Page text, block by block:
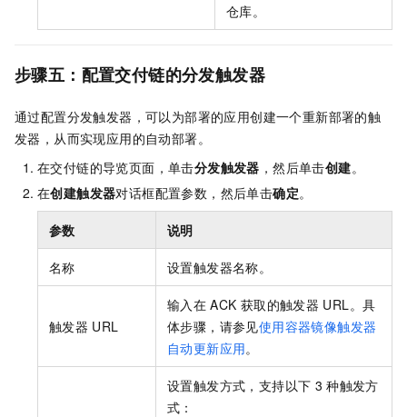
仓库。
步骤五：配置交付链的分发触发器
通过配置分发触发器，可以为部署的应用创建一个重新部署的触
发器，从而实现应用的自动部署。
在交付链的导览页面，单击分发触发器 ，然后单击创建。
在创建触发器对话框配置参数，然后单击确定。
参数 说明
名称 设置触发器名称。
触发器 URL
输入在 ACK 获取的触发器 URL。 具
体步骤，请参见使用容器镜像触发器
自动更新应用。
设置触发方式，支持以下 3 种触发方
式：